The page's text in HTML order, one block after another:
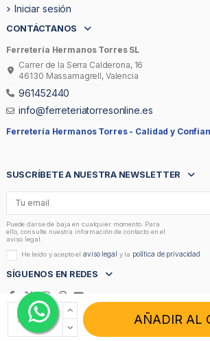
AÑADIR AL
Iniciar sesión
CONTÁCTANOS
Ferretería Hermanos Torres SL
Carrer de la Serra Calderona, 16
46130 Massamagrell, Valencia
961452440
info@ferreteriatorresonline.es
Ferretería Hermanos Torres - Calidad y
SUSCRÍBETE A NUESTRA NEWSLETTER
Puede darse de baja en cualquier momento. Para
ello, consulte nuestra información de contacto en el
aviso legal.
He leído y acepto elaviso legal y la política de privacidad
SÍGUENOS EN REDES